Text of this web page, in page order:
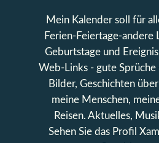
Mein Kalender soll für
Ferien-Feiertage-andere
Geburtstage und
Web-Links - gute Sprüche
Bilder, Geschichten
meine Menschen,
Reisen. Aktuelles,
Sehen Sie das Profil